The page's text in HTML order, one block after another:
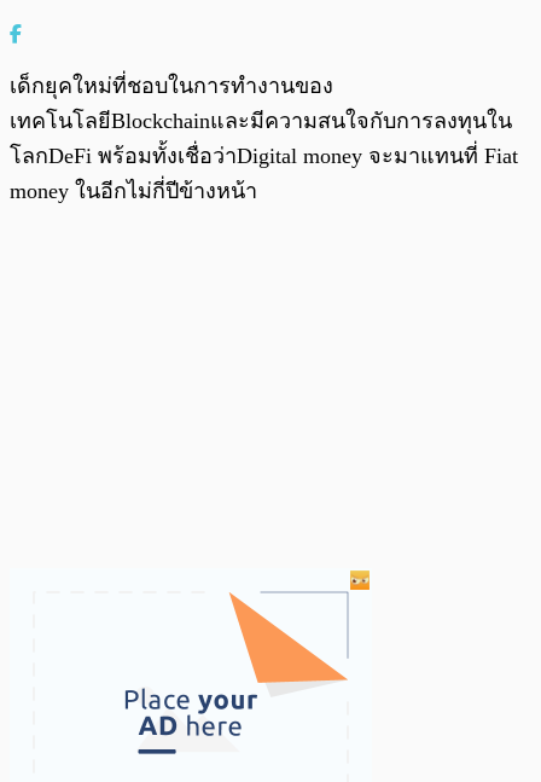
เด็กยุคใหม่ที่ชอบในการทำงานของ
เทคโนโลยีBlockchainและมีความสนใจกับการลงทุนใน
โลกDeFi พร้อมทั้งเชื่อว่าDigital money จะมาแทนที่ Fiat
money ในอีกไม่กี่ปีข้างหน้า